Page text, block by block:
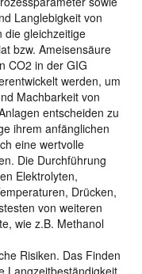
Langlebigkeit von
die gleichzeitige
bzw. Ameisensäure
CO2 in der GIG
werden, um
Machbarkeit von
entscheiden zu
ihrem anfänglichen
eine wertvolle
Die Durchführung
Elektrolyten,
Drücken,
von weiteren
wie z.B. Methanol
Risiken. Das Finden
Langzeitbeständigkeit